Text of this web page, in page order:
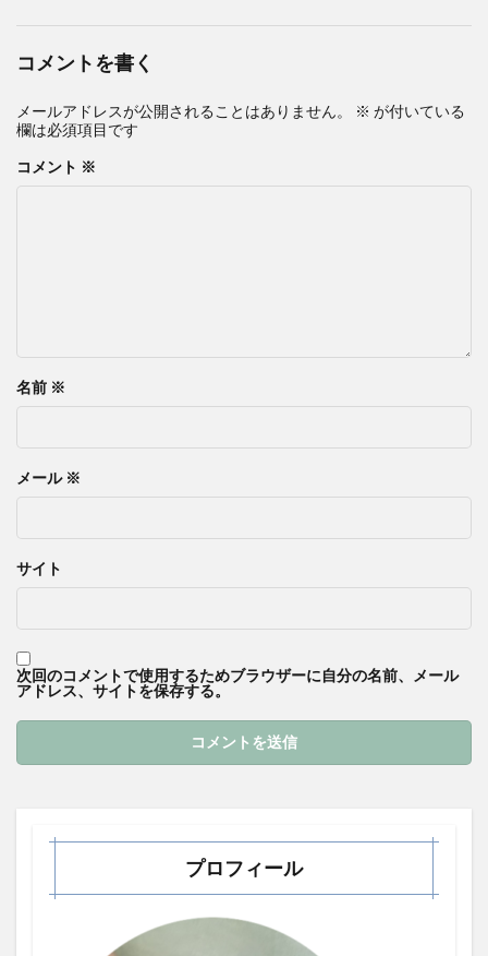
コメントを書く
メールアドレスが公開されることはありません。 ※ が付いている
欄は必須項目です
コメント ※
名前 ※
メール ※
サイト
次回のコメントで使用するためブラウザーに自分の名前、メール
アドレス、サイトを保存する。
プロフィール